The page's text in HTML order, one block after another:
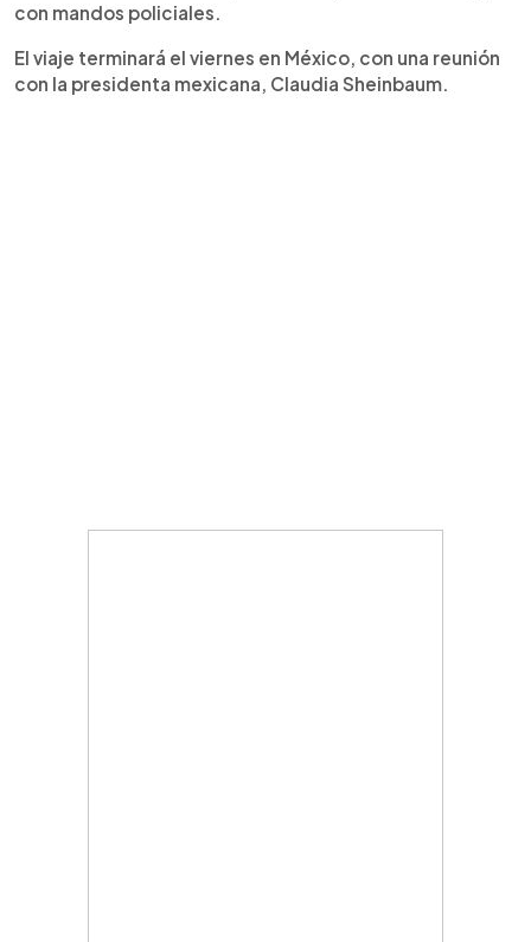
con mandos policiales.
El viaje terminará el viernes en México, con una reunión
con la presidenta mexicana, Claudia Sheinbaum.